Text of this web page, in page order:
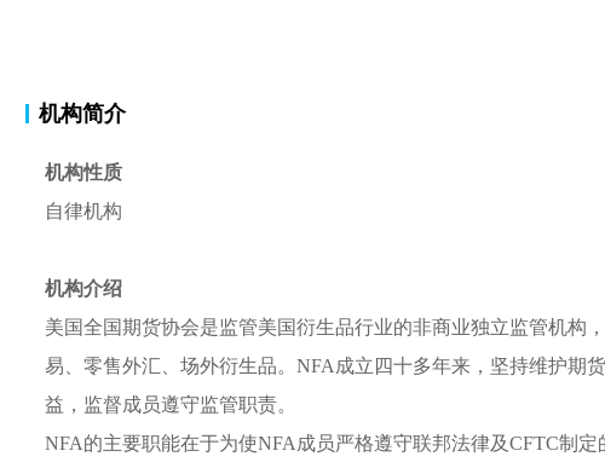
机构简介
机构性质
自律机构
机构介绍
美国全国期货协会是监管美国衍生品行业的非商业独立监管机构
易、零售外汇、场外衍生品。NFA成立四十多年来，坚持维护期
益，监督成员遵守监管职责。
NFA的主要职能在于为使NFA成员严格遵守联邦法律及CFTC制